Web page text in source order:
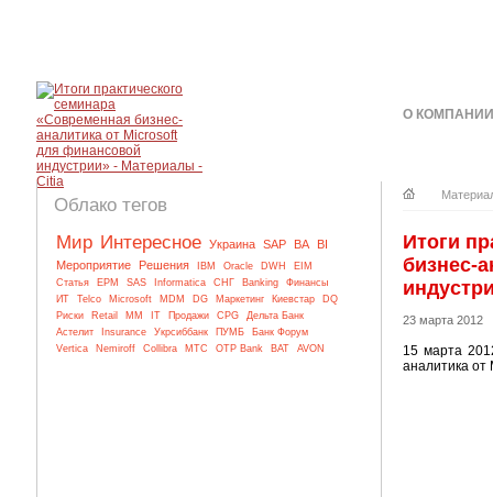
О
Облако тегов
Мир Интересное Украина SAP BA
BI
Мероприятие
Решения IBM Oracle DWH
EIM
Статья
EPM SAS Informatica СНГ Banking
Финансы
ИТ
Telco Microsoft MDM DG Маркетинг Киевстар
DQ
Риски
Retail MM IT Продажи CPG
Дельта Банк
Астелит
Insurance Укрсиббанк ПУМБ
Банк Форум
Vertica
Nemiroff Collibra МТС OTP Bank BAT AVON
Итоги
бизнес-
23 марта 2012
15 марта
аналитика от